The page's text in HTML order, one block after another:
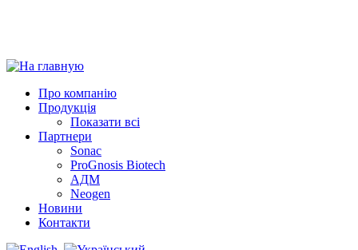
Про компанію
Продукція
Показати всі
Партнери
Sonac
ProGnosis Biotech
АДМ
Neogen
Новини
Контакти